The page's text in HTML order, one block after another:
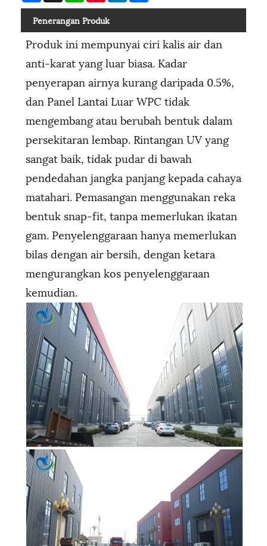
Penerangan Produk
Produk ini mempunyai ciri kalis air dan
anti-karat yang luar biasa. Kadar
penyerapan airnya kurang daripada 0.5%,
dan Panel Lantai Luar WPC tidak
mengembang atau berubah bentuk dalam
persekitaran lembap. Rintangan UV yang
sangat baik, tidak pudar di bawah
pendedahan jangka panjang kepada cahaya
matahari. Pemasangan menggunakan reka
bentuk snap-fit, tanpa memerlukan ikatan
gam. Penyelenggaraan hanya memerlukan
bilas dengan air bersih, dengan ketara
mengurangkan kos penyelenggaraan
kemudian.